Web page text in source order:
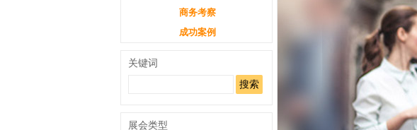
商务考察
成功案例
关键词
展会类型